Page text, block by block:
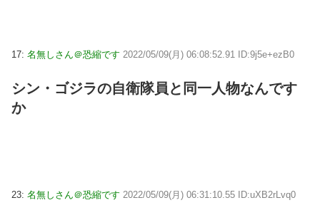
17: 名無しさん＠恐縮です 2022/05/09(月) 06:08:52.91 ID:9j5e+ezB0
シン・ゴジラの自衛隊員と同一人物なんです
か
23: 名無しさん＠恐縮です 2022/05/09(月) 06:31:10.55 ID:uXB2rLvq0